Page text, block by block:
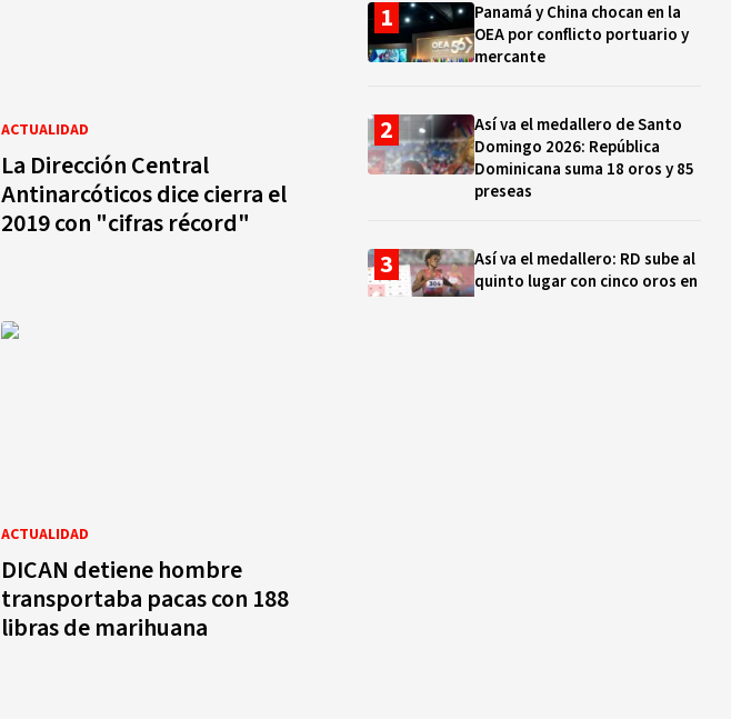
ACTUALIDAD
La Dirección Central
Antinarcóticos dice cierra el
2019 con "cifras récord"
ACTUALIDAD
DICAN detiene hombre
transportaba pacas con 188
libras de marihuana
Panamá y China chocan en la
OEA por conflicto portuario y
mercante
Así va el medallero de Santo
Domingo 2026: República
Dominicana suma 18 oros y 85
preseas
Así va el medallero: RD sube al
quinto lugar con cinco oros en